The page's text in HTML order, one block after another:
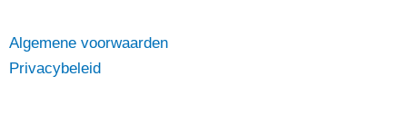
Algemene voorwaarden
Privacybeleid